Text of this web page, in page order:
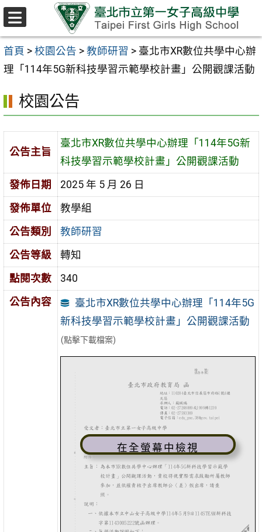
跳至主要內容區
首頁 > 校園公告 > 教師研習 > 臺北市XR數位共學中心辦
理「114年5G新科技學習示範學校計畫」公開觀課活動
校園公告
公告主旨
臺北市XR數位共學中心辦理「114年5G新
科技學習示範學校計畫」公開觀課活動
發佈日期
2025 年 5 月 26 日
發佈單位
教學組
公告類別
教師研習
公告等級
轉知
點閱次數
340
公告內容
臺北市XR數位共學中心辦理「114年5G
新科技學習示範學校計畫」公開觀課活動
(點擊下載檔案)
在全螢幕中檢視
選
單